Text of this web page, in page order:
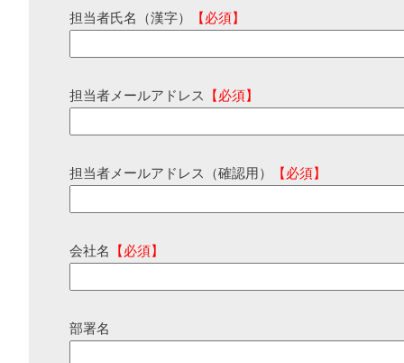
担当者氏名（漢字） 【必須】
担当者メールアドレス 【必須】
担当者メールアドレス（確認用） 【必須】
会社名 【必須】
部署名